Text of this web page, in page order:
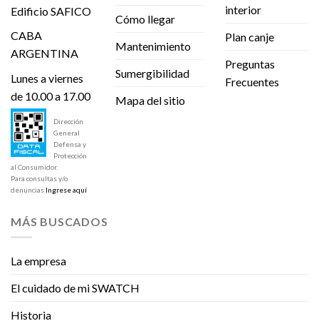
Edificio SAFICO
CABA
ARGENTINA
Lunes a viernes
de 10.00 a 17.00
Dirección
General
Defensa y
Protección
al Consumidor.
Para consultas y/o
denuncias Ingrese aquí
Cómo llegar
Mantenimiento
Sumergibilidad
Mapa del sitio
interior
Plan canje
Preguntas
Frecuentes
MÁS BUSCADOS
La empresa
El cuidado de mi SWATCH
Historia